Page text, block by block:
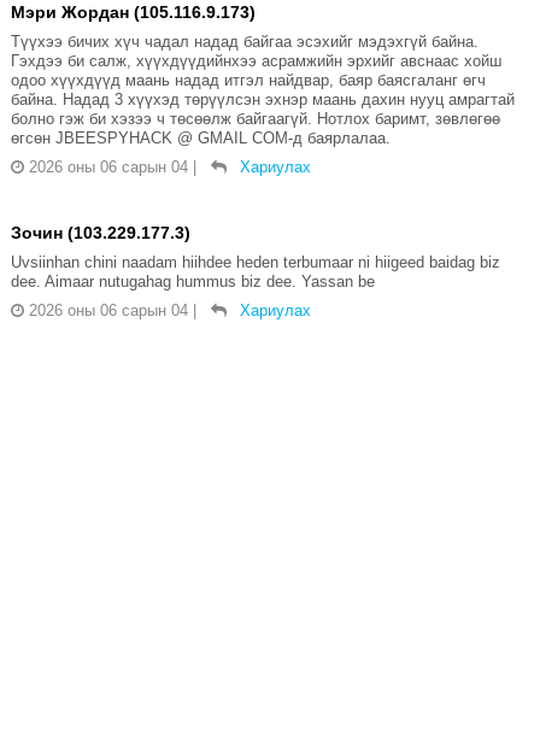
Мэри Жордан (105.116.9.173)
Түүхээ бичих хүч чадал надад байгаа эсэхийг мэдэхгүй байна.
Гэхдээ би салж, хүүхдүүдийнхээ асрамжийн эрхийг авснаас хойш
одоо хүүхдүүд маань надад итгэл найдвар, баяр баясгаланг өгч
байна. Надад 3 хүүхэд төрүүлсэн эхнэр маань дахин нууц амрагтай
болно гэж би хэзээ ч төсөөлж байгаагүй. Нотлох баримт, зөвлөгөө
өгсөн JBEESPYHACK @ GMAIL COM-д баярлалаа.
2026 оны 06 сарын 04 | Хариулах
Зочин (103.229.177.3)
Uvsiinhan chini naadam hiihdee heden terbumaar ni hiigeed baidag biz
dee. Aimaar nutugahag hummus biz dee. Yassan be
2026 оны 06 сарын 04 | Хариулах